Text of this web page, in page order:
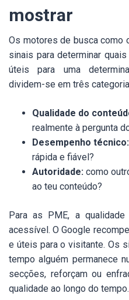
mostrar
Os motores de busca como
sinais para determinar
úteis para uma
dividem-se em três
Qualidade do
realmente à pergunta
Desempenho técnico:
rápida e fiável?
Autoridade: como
ao teu conteúdo?
Para as PME, a
acessível. O Google
e úteis para o visitante. Os
tempo alguém permanece
secções, reforçam ou
qualidade ao longo do tempo.